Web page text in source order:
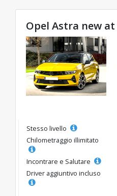
Opel Astra new at
Stesso livello
Chilometraggio illimitato
Incontrare e Salutare
Driver aggiuntivo incluso